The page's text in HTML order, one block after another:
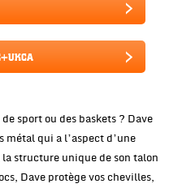
sport ou des baskets ? Dave
métal qui a l’aspect d’une
la structure unique de son talon
Dave protège vos chevilles,